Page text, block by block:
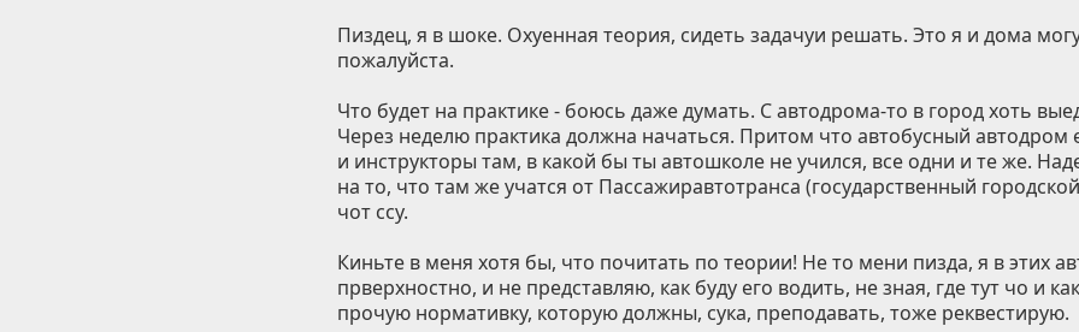
Пиздец, я в шоке. Охуенная теория, сидеть задачуи решать. Это я и дома
пожалуйста.
Что будет на практике - боюсь даже думать. С автодрома-то в город хоть
Через неделю практика должна начаться. Притом что автобусный автодром
и инструкторы там, в какой бы ты автошколе не учился, все одни и те же.
на то, что там же учатся от Пассажиравтотранса (государственный
чот ссу.
Киньте в меня хотя бы, что почитать по теории! Не то мени пизда, я в этих
прверхностно, и не представляю, как буду его водить, не зная, где тут чо и
прочую нормативку, которую должны, сука, преподавать, тоже реквестирую.